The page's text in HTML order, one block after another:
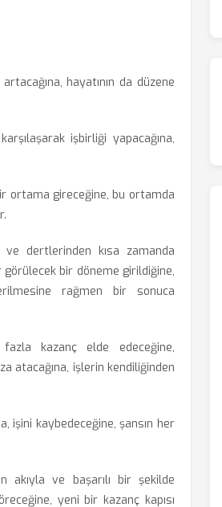
hayatının da düzene
işbirliği yapacağına,
ortama gireceğine, bu ortamda
ve dertlerinden kısa zamanda
bir döneme girildiğine,
rağmen bir sonuca
kazanç elde edeceğine,
atacağına, işlerin kendiliğinden
işini kaybedeceğine, şansın her
akıyla ve başarılı bir şekilde
yeni bir kazanç kapısı